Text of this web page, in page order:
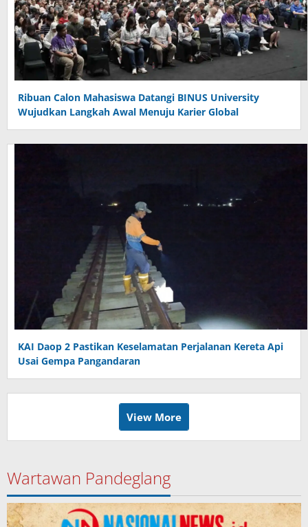
Ribuan Calon Mahasiswa Datangi BINUS University
Wujudkan Langkah Awal Menuju Karier Global
KAI Daop 2 Pastikan Keselamatan Perjalanan Kereta Api
Usai Gempa Pangandaran
View More
Wartawan Pandeglang